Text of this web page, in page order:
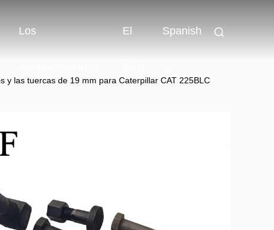
Los El Spanish
y las tuercas de 19 mm para Caterpillar CAT 225BLC